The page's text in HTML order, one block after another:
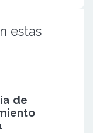
estas
de